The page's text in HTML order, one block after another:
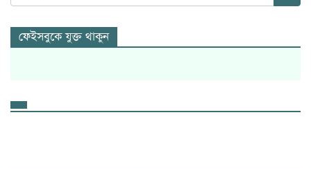
ফেইসবুকে যুক্ত থাকুন